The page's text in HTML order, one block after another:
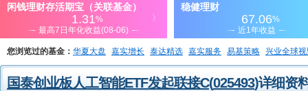
您浏览过的基金： 华夏大盘 嘉实增长 泰达精选 嘉实服务 易基策略 兴业全球
上投优势 信诚蓝筹
国泰创业板人工智能ETF发起联接C(025493)详细资